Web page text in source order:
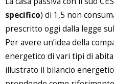
specifico) di 1,5 non
prescritto oggi dalla legge
Per avere un’idea della
energetico di vari tipi di
illustrato il bilancio